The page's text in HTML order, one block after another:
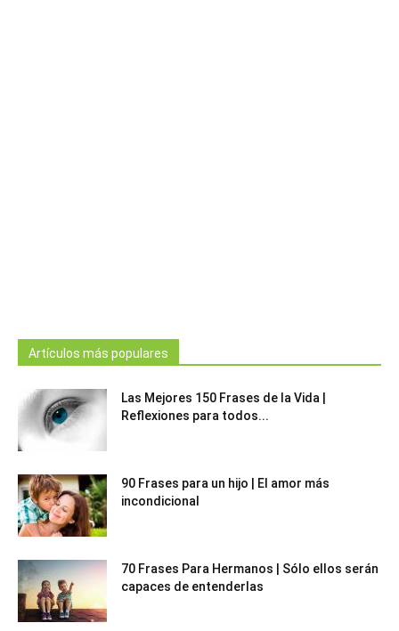
Artículos más populares
Las Mejores 150 Frases de la Vida |
Reflexiones para todos...
90 Frases para un hijo | El amor más
incondicional
70 Frases Para Hermanos | Sólo ellos serán
capaces de entenderlas